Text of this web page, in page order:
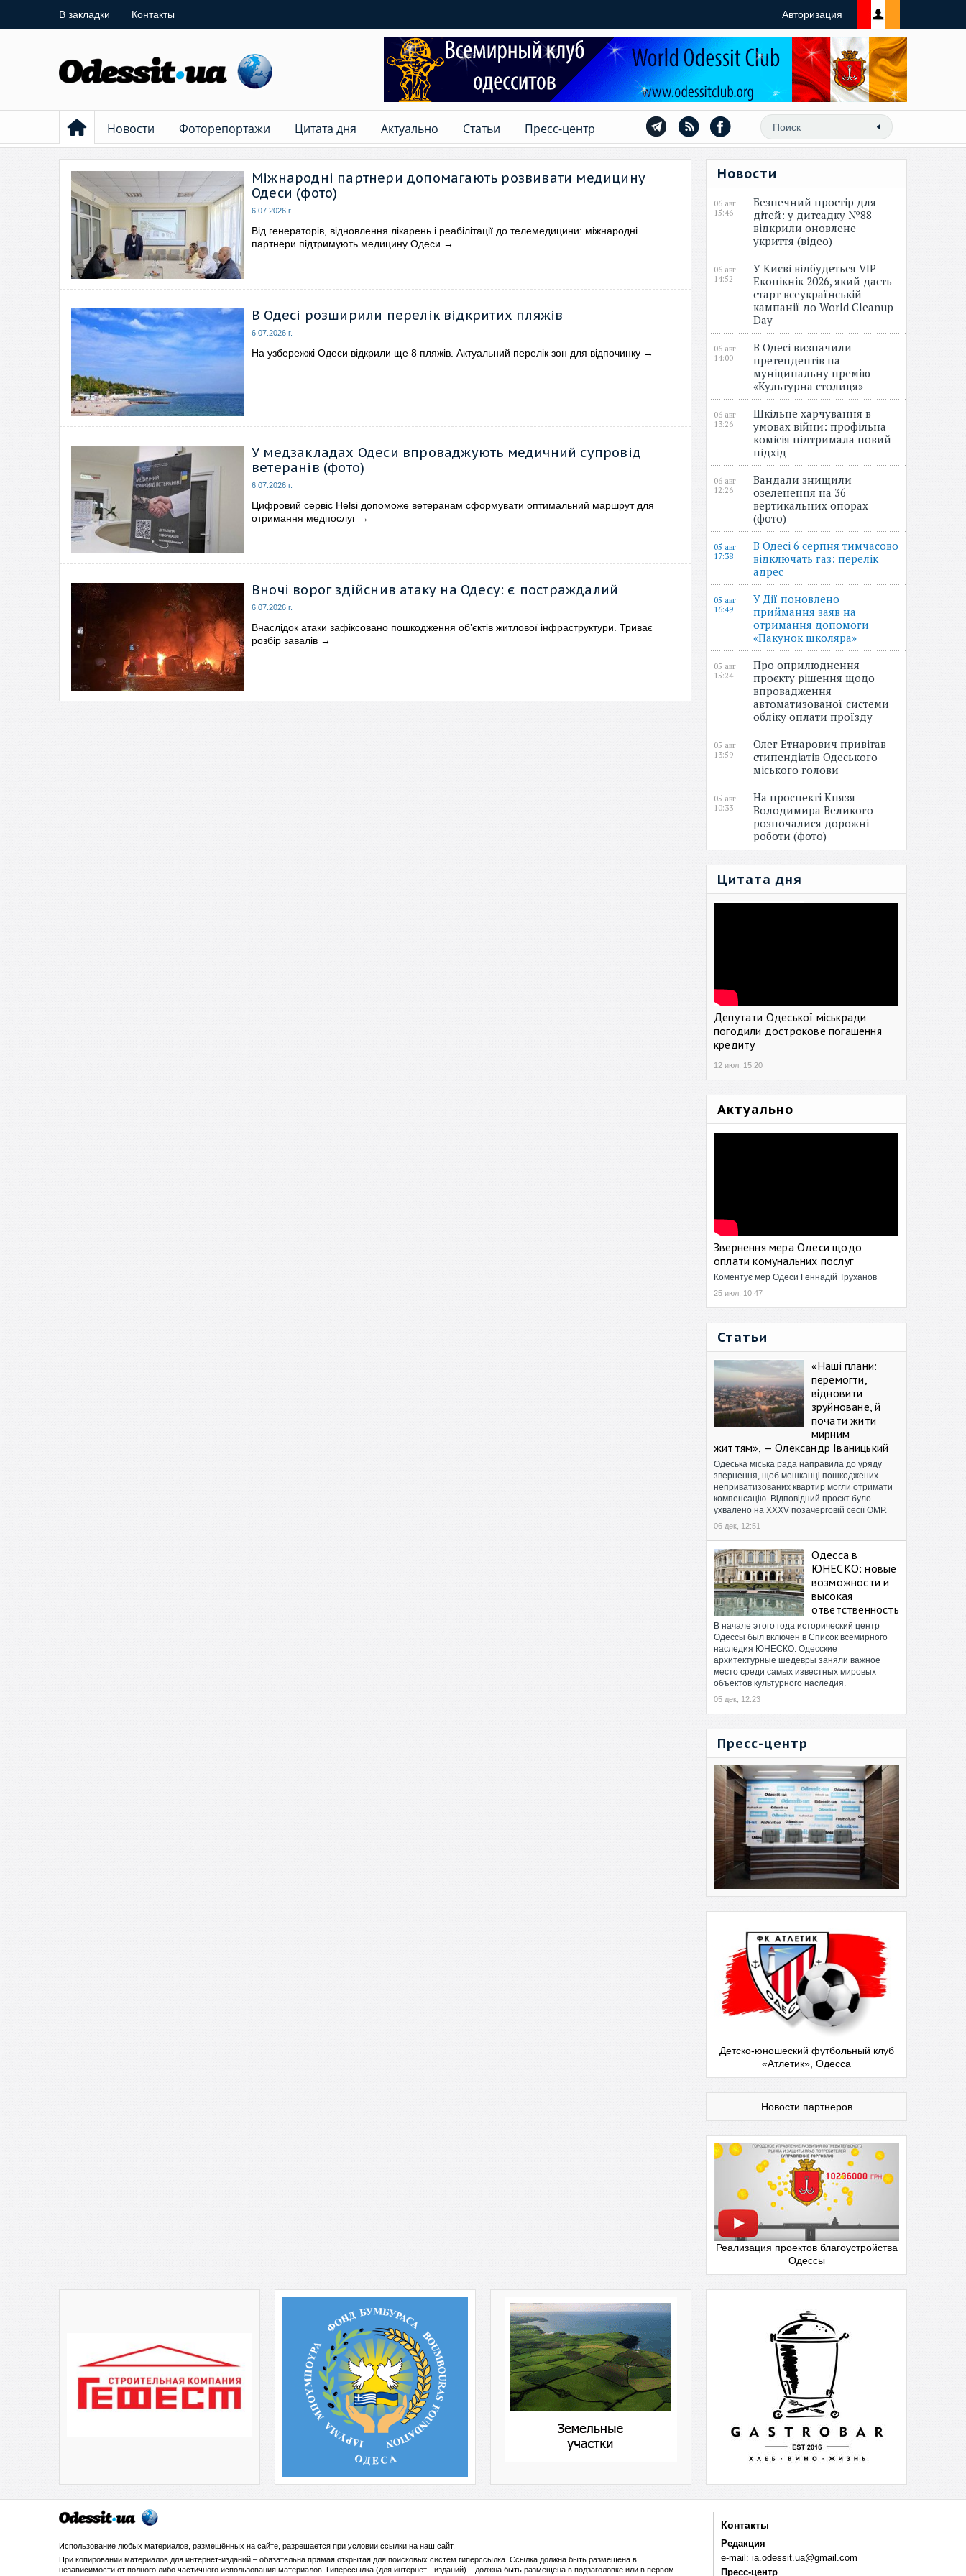
В закладки Контакты Авторизация
Новости Фоторепортажи Цитата дня Актуально Статьи Пресс-центр
Міжнародні партнери допомагають розвивати медицину
Одеси (фото)
6.07.2026 г.
Від генераторів, відновлення лікарень і реабілітації до телемедицини: міжнародні
партнери підтримують медицину Одеси →
В Одесі розширили перелік відкритих пляжів
6.07.2026 г.
На узбережжі Одеси відкрили ще 8 пляжів. Актуальний перелік зон для відпочинку →
У медзакладах Одеси впроваджують медичний супровід
ветеранів (фото)
6.07.2026 г.
Цифровий сервіс Helsi допоможе ветеранам сформувати оптимальний маршрут для
отримання медпослуг →
Вночі ворог здійснив атаку на Одесу: є постраждалий
6.07.2026 г.
Внаслідок атаки зафіксовано пошкодження об’єктів житлової інфраструктури. Триває
розбір завалів →
Новости
06 авг
15:46
Безпечний простір для
дітей: у дитсадку №88
відкрили оновлене
укриття (відео)
06 авг
14:52
У Києві відбудеться VIP
Екопікнік 2026, який дасть
старт всеукраїнській
кампанії до World Cleanup
Day
06 авг
14:00
В Одесі визначили
претендентів на
муніципальну премію
«Культурна столиця»
06 авг
13:26
Шкільне харчування в
умовах війни: профільна
комісія підтримала новий
підхід
06 авг
12:26
Вандали знищили
озеленення на 36
вертикальних опорах
(фото)
05 авг
17:38
В Одесі 6 серпня тимчасово
відключать газ: перелік
адрес
05 авг
16:49
У Дії поновлено
приймання заяв на
отримання допомоги
«Пакунок школяра»
05 авг
15:24
Про оприлюднення
проєкту рішення щодо
впровадження
автоматизованої системи
обліку оплати проїзду
05 авг
13:59
Олег Етнарович привітав
стипендіатів Одеського
міського голови
05 авг
10:33
На проспекті Князя
Володимира Великого
розпочалися дорожні
роботи (фото)
Цитата дня
Депутати Одеської міськради
погодили дострокове погашення
кредиту
12 июл, 15:20
Актуально
Звернення мера Одеси щодо
оплати комунальних послуг
Коментує мер Одеси Геннадій Труханов
25 июл, 10:47
Статьи
«Наші плани:
перемогти,
відновити
зруйноване, й
почати жити
мирним
життям», — Олександр Іваницький
Одеська міська рада направила до уряду
звернення, щоб мешканці пошкоджених
неприватизованих квартир могли отримати
компенсацію. Відповідний проєкт було
ухвалено на XXXV позачерговій сесії ОМР.
06 дек, 12:51
Одесса в
ЮНЕСКО: новые
возможности и
высокая
ответственность
В начале этого года исторический центр
Одессы был включен в Список всемирного
наследия ЮНЕСКО. Одесские
архитектурные шедевры заняли важное
место среди самых известных мировых
объектов культурного наследия.
05 дек, 12:23
Пресс-центр
Детско-юношеский футбольный клуб
«Атлетик», Одесса
Новости партнеров
Реализация проектов благоустройства
Одессы
Использование любых материалов, размещённых на сайте, разрешается при условии ссылки на наш сайт.
При копировании материалов для интернет-изданий – обязательна прямая открытая для поисковых систем гиперссылка. Ссылка должна быть размещена в
независимости от полного либо частичного использования материалов. Гиперссылка (для интернет - изданий) – должна быть размещена в подзаголовке или в первом
Контакты
Редакция
e-mail: ia.odessit.ua@gmail.com
Пресс-центр